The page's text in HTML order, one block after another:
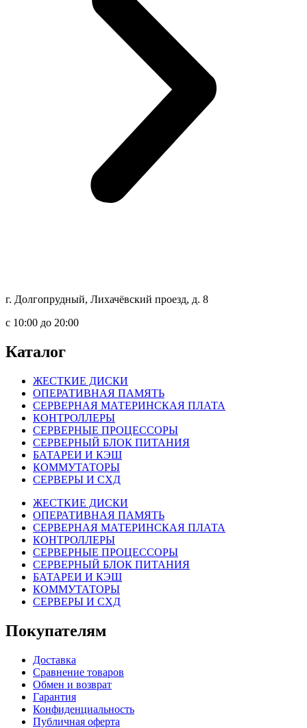
г. Долгопрудный, Лихачёвский проезд, д. 8
c 10:00 до 20:00
Каталог
ЖЕСТКИЕ ДИСКИ
ОПЕРАТИВНАЯ ПАМЯТЬ
СЕРВЕРНАЯ МАТЕРИНСКАЯ ПЛАТА
КОНТРОЛЛЕРЫ
СЕРВЕРНЫЕ ПРОЦЕССОРЫ
СЕРВЕРНЫЙ БЛОК ПИТАНИЯ
БАТАРЕИ И КЭШ
КОММУТАТОРЫ
СЕРВЕРЫ И СХД
ЖЕСТКИЕ ДИСКИ
ОПЕРАТИВНАЯ ПАМЯТЬ
СЕРВЕРНАЯ МАТЕРИНСКАЯ ПЛАТА
КОНТРОЛЛЕРЫ
СЕРВЕРНЫЕ ПРОЦЕССОРЫ
СЕРВЕРНЫЙ БЛОК ПИТАНИЯ
БАТАРЕИ И КЭШ
КОММУТАТОРЫ
СЕРВЕРЫ И СХД
Покупателям
Доставка
Сравнение товаров
Обмен и возврат
Гарантия
Конфиденциальность
Публичная оферта